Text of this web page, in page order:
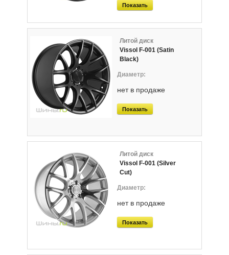
Показать
Литой диск
Vissol F-001 (Satin
Black)
нет в продаже
Показать
Литой диск
Vissol F-001 (Silver
Cut)
нет в продаже
Показать